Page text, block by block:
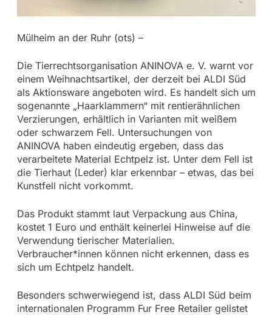
Mülheim an der Ruhr (ots) –
Die Tierrechtsorganisation ANINOVA e. V. warnt vor
einem Weihnachtsartikel, der derzeit bei ALDI Süd
als Aktionsware angeboten wird. Es handelt sich um
sogenannte „Haarklammern“ mit rentierähnlichen
Verzierungen, erhältlich in Varianten mit weißem
oder schwarzem Fell. Untersuchungen von
ANINOVA haben eindeutig ergeben, dass das
verarbeitete Material Echtpelz ist. Unter dem Fell ist
die Tierhaut (Leder) klar erkennbar – etwas, das bei
Kunstfell nicht vorkommt.
Das Produkt stammt laut Verpackung aus China,
kostet 1 Euro und enthält keinerlei Hinweise auf die
Verwendung tierischer Materialien.
Verbraucher*innen können nicht erkennen, dass es
sich um Echtpelz handelt.
Besonders schwerwiegend ist, dass ALDI Süd beim
internationalen Programm Fur Free Retailer gelistet